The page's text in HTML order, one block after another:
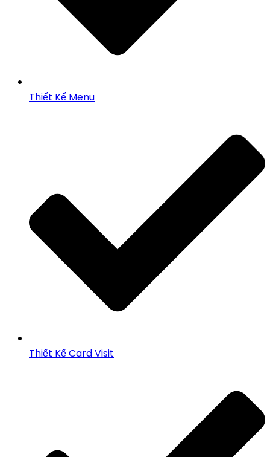
Thiết Kế Menu
Thiết Kế Card Visit